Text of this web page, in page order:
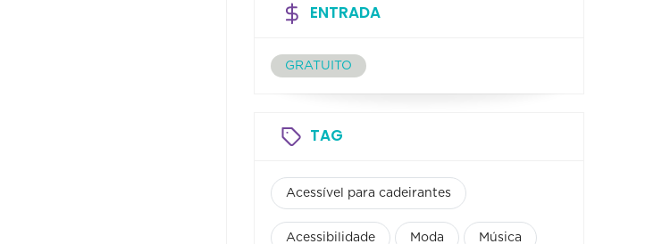
ENTRADA
GRATUITO
TAG
Acessível para cadeirantes
Acessibilidade Moda Música